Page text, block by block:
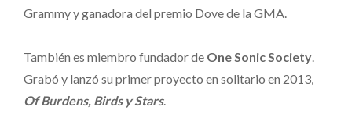
Grammy y ganadora del premio Dove de la GMA.
También es miembro fundador de One Sonic Society.
Grabó y lanzó su primer proyecto en solitario en 2013,
Of Burdens, Birds y Stars.